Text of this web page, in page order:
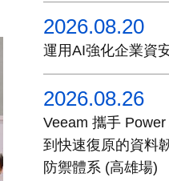
2026.08.20
運用AI強化企業資
2026.08.26
Veeam 攜手
到快速復原的資料
防禦體系 (高雄場)